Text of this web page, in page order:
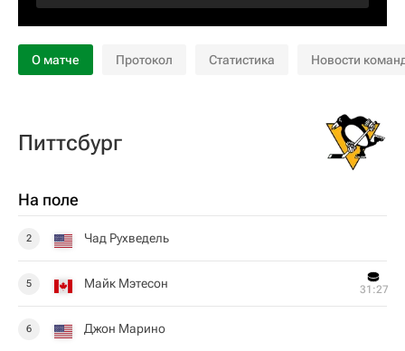
О матче Протокол Статистика Новости
Питтсбург
На поле
2 Чад Рухведель
5 Майк Мэтесон 31:27
6 Джон Марино